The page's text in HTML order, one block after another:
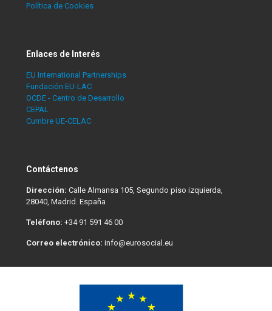
Política de Cookies
Enlaces de Interés
EU International Partnerships
Fundación EU-LAC
OCDE - Centro de Desarrollo
CEPAL
Cumbre UE-CELAC
Contáctenos
Dirección: Calle Almansa 105, Segundo piso izquierda,
28040, Madrid. España
Teléfono: +34 91 591 46 00
Correo electrónico: info@eurosocial.eu